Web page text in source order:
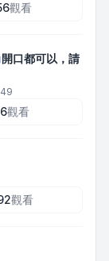
觀看
口都可以，請
觀看
觀看